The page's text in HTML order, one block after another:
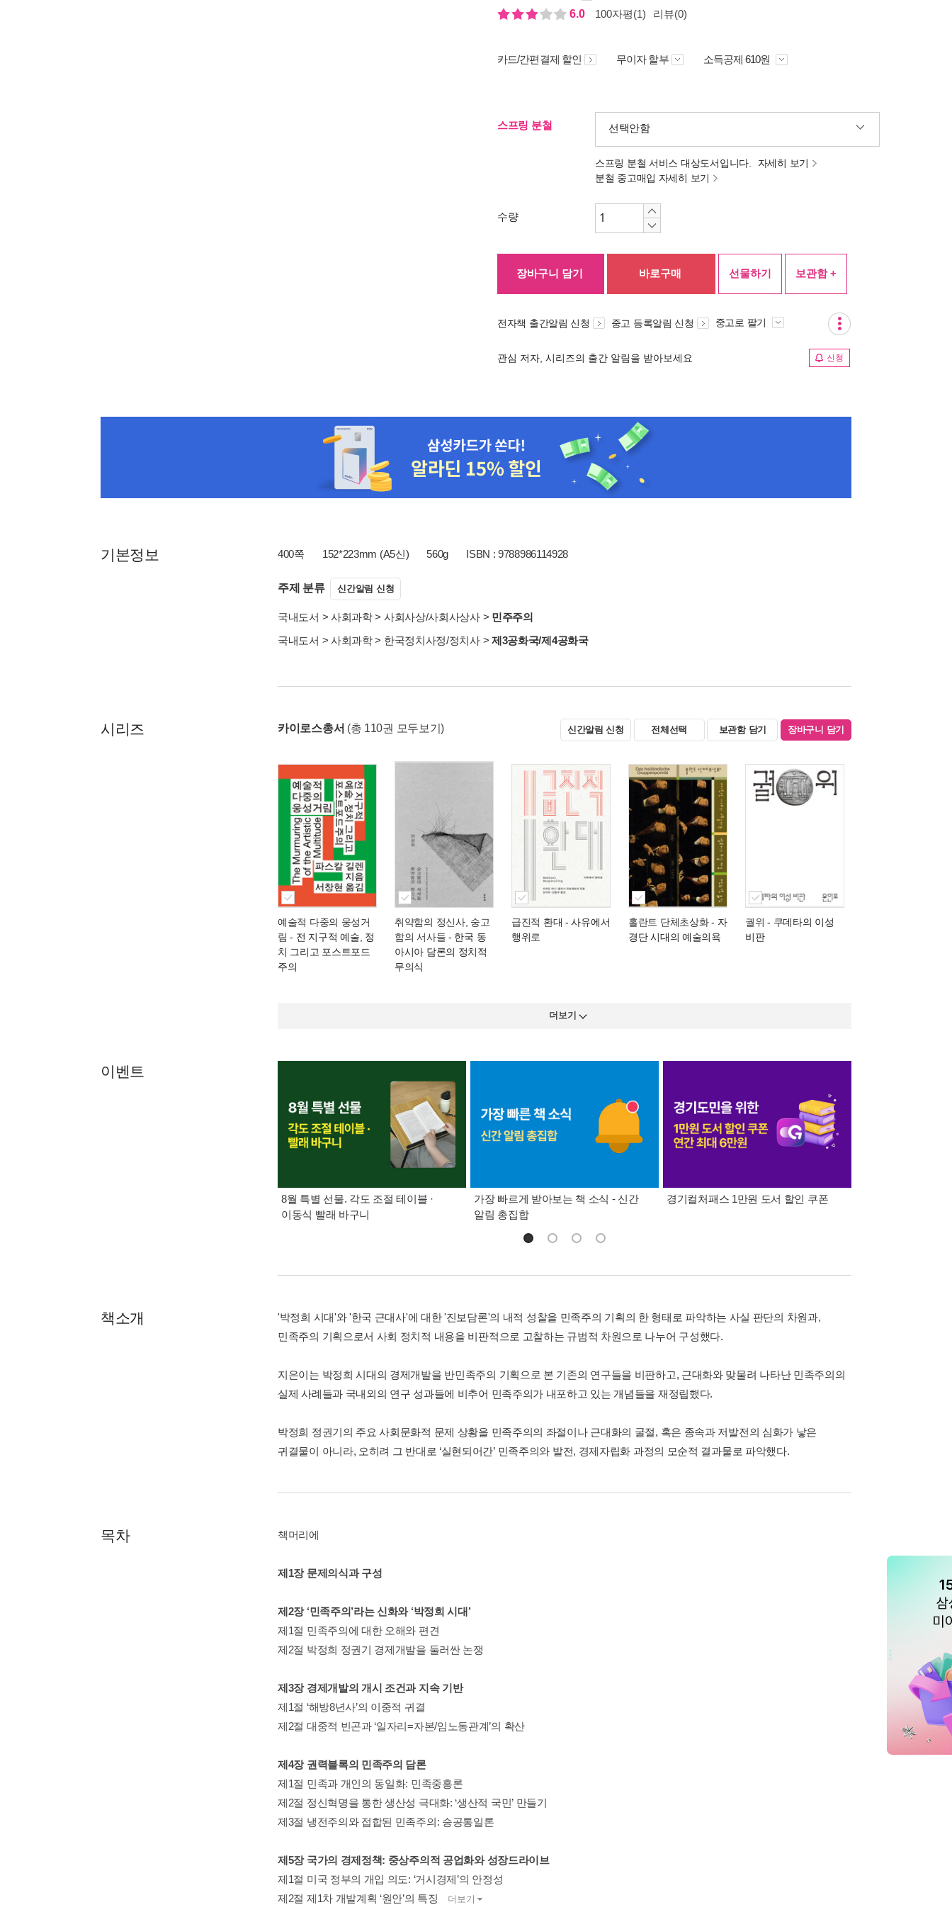
6.0
100자평(1) 리뷰(0)
카드/간편결제 할인 무이자 할부 소득공제 610원
스프링 분철 선택안함
스프링 분철 서비스 대상도서입니다.
자세히 보기
분철 중고매입 자세히 보기
수량
장바구니 담기 바로구매 선물하기 보관함 +
전자책 출간알림 신청 중고 등록알림 신청 중고로 팔기
관심 저자, 시리즈의 출간 알림을 받아보세요 신청
기본정보 400쪽 152*223mm (A5신) 560g ISBN : 9788986114928
주제 분류 신간알림 신청
국내도서 > 사회과학> 사회사상/사회사상사> 민주주의
국내도서 > 사회과학> 한국정치사정/정치사> 제3공화국/제4공화국
시리즈 카이로스총서 (총 110권 모두보기) 신간알림 신청 전체선택 보관함 담기 장바구니 담기
예술적 다중의 웅성거
림 - 전 지구적 예술, 정
치 그리고 포스트포드
주의
취약함의 정신사, 숭고
함의 서사들 - 한국 동
아시아 담론의 정치적
무의식
급진적 환대 - 사유에서
행위로
홀란트 단체초상화- 자
경단 시대의 예술의욕
궐위 - 쿠데타의 이성
비판
더보기
이벤트
8월 특별 선물. 각도 조절 테이블 ·
이동식 빨래 바구니
가장 빠르게 받아보는 책 소식 - 신간
알림 총집합
경기컬처패스 1만원 도서 할인 쿠폰
책소개
'박정희 시대'와 '한국 근대사'에 대한 '진보담론'의 내적 성찰을 민족주의 기획의 한 형태로 파악하는 사실 판단의 차원과,
민족주의 기획으로서 사회 정치적 내용을 비판적으로 고찰하는 규범적 차원으로 나누어 구성했다.
지은이는 박정희 시대의 경제개발을 반민족주의 기획으로 본 기존의 연구들을 비판하고, 근대화와 맞물려 나타난 민족주의의
실제 사례들과 국내외의 연구 성과들에 비추어 민족주의가 내포하고 있는 개념들을 재정립했다.
박정희 정권기의 주요 사회문화적 문제 상황을 민족주의의 좌절이나 근대화의 굴절, 혹은 종속과 저발전의 심화가 낳은
귀결물이 아니라, 오히려 그 반대로 ‘실현되어간’ 민족주의와 발전, 경제자립화 과정의 모순적 결과물로 파악했다.
목차 책머리에
제1장 문제의식과 구성
제2장 ‘민족주의’라는 신화와 ‘박정희 시대’
제1절 민족주의에 대한 오해와 편견
제2절 박정희 정권기 경제개발을 둘러싼 논쟁
제3장 경제개발의 개시 조건과 지속 기반
제1절 ‘해방8년사’의 이중적 귀결
제2절 대중적 빈곤과 ‘일자리=자본/임노동관계’의 확산
제4장 권력블록의 민족주의 담론
제1절 민족과 개인의 동일화: 민족중흥론
제2절 정신혁명을 통한 생산성 극대화: ‘생산적 국민’ 만들기
제3절 냉전주의와 접합된 민족주의: 승공통일론
제5장 국가의 경제정책: 중상주의적 공업화와 성장드라이브
제1절 미국 정부의 개입 의도: ‘거시경제’의 안정성
제2절 제1차 개발계획 ‘원안’의 특징
더보기